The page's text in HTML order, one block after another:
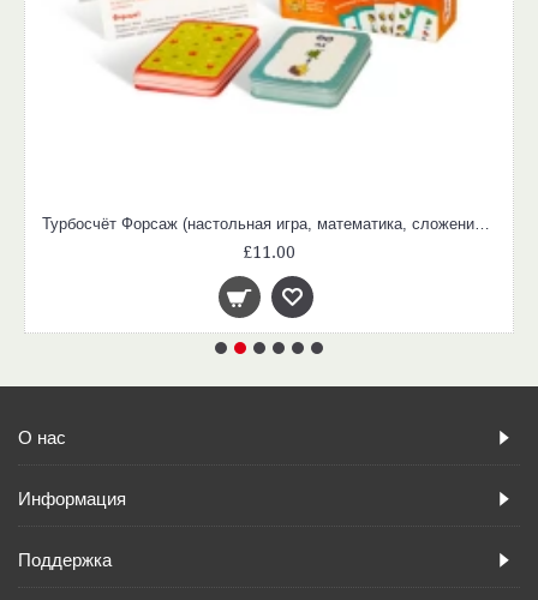
£11.00
О нас
Информация
Поддержка